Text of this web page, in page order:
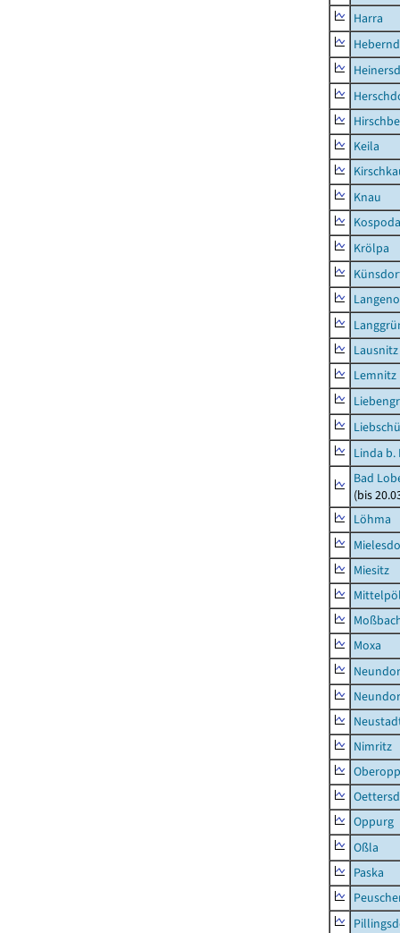
Harra
Keila
Knau
Kospoda
Krölpa
Lemnitz
Linda b.
Bad
(bis
Löhma
Miesitz
Moxa
Nimritz
Oppurg
Oßla
Paska